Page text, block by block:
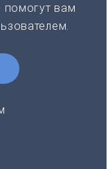
помогут вам